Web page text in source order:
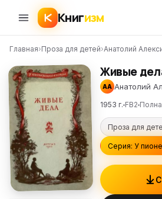
Книгизм
Главная›Проза для детей›Анатолий
Живые
АА Анатолий
1953 г. FB2
Проза для
Серия: У